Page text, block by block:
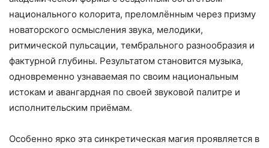
национального колорита, преломлённым через призму
новаторского осмысления звука, мелодики,
ритмической пульсации, тембрального разнообразия и
фактурной глубины. Результатом становится музыка,
одновременно узнаваемая по своим национальным
истокам и авангардная по своей звуковой палитре и
исполнительским приёмам.
Особенно ярко эта синкретическая магия проявляется в